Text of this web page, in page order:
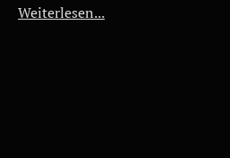
Weiterlesen...